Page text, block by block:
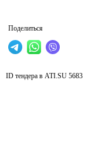
Поделиться
ID тендера в ATI.SU 5683